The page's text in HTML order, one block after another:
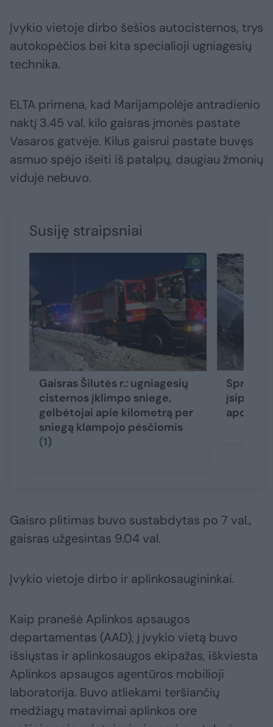
Įvykio vietoje dirbo šešios autocisternos, trys
autokopėčios bei kita specialioji ugniagesių
technika.
ELTA primena, kad Marijampolėje antradienio
naktį 3.45 val. kilo gaisras įmonės pastate
Vasaros gatvėje. Kilus gaisrui pastate buvęs
asmuo spėjo išeiti iš patalpų, daugiau žmonių
viduje nebuvo.
Susiję straipsniai
Gaisras Šilutės r.: ugniagesių
cisternos įklimpo sniege,
gelbėtojai apie kilometrą per
sniegą klampojo pėsčiomis
(1)
apdegė
Gaisro plitimas buvo sustabdytas po 7 val.,
gaisras užgesintas 9.04 val.
Įvykio vietoje dirbo ir aplinkosaugininkai.
Kaip pranešė Aplinkos apsaugos
departamentas (AAD), į įvykio vietą buvo
išsiųstas ir aplinkosaugos ekipažas, iškviesta
Aplinkos apsaugos agentūros mobilioji
laboratorija. Buvo atliekami teršiančių
medžiagų matavimai aplinkos ore